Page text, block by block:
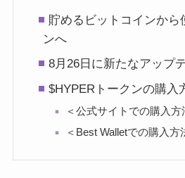
貯めるビットコインから
ンへ
8月26日に新たなアップ
$HYPERトークンの購入
＜公式サイトでの購入方
＜Best Walletでの購入方